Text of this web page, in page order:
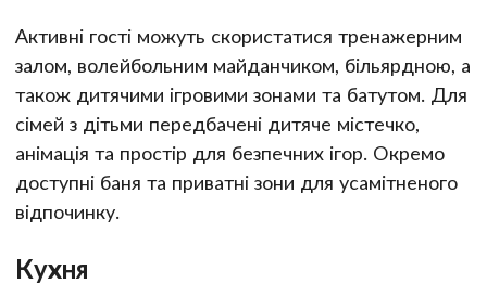
Активні гості можуть скористатися тренажерним
залом, волейбольним майданчиком, більярдною, а
також дитячими ігровими зонами та батутом. Для
сімей з дітьми передбачені дитяче містечко,
анімація та простір для безпечних ігор. Окремо
доступні баня та приватні зони для усамітненого
відпочинку.
Кухня